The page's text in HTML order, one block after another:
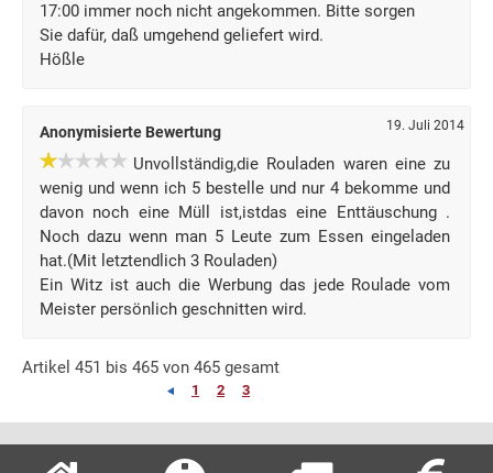
17:00 immer noch nicht angekommen. Bitte sorgen
Sie dafür, daß umgehend geliefert wird.
Hößle
Anonymisierte Bewertung 19. Juli 2014
Unvollständig,die Rouladen waren eine zu
wenig und wenn ich 5 bestelle und nur 4 bekomme und
davon noch eine Müll ist,istdas eine Enttäuschung .
Noch dazu wenn man 5 Leute zum Essen eingeladen
hat.(Mit letztendlich 3 Rouladen)
Ein Witz ist auch die Werbung das jede Roulade vom
Meister persönlich geschnitten wird.
Artikel 451 bis 465 von 465 gesamt
1 2 3